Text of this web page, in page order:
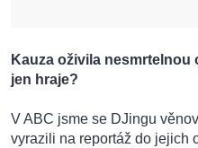
Kauza oživila nesmrtelnou
jen hraje?
V ABC jsme se DJingu
vyrazili na reportáž do jejich